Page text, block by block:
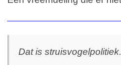
Dat is struisvogelpolitiek.